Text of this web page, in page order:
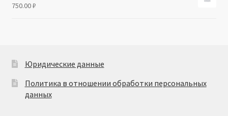
750.00₽
Юридические данные
Политика в отношении обработки персональных
данных